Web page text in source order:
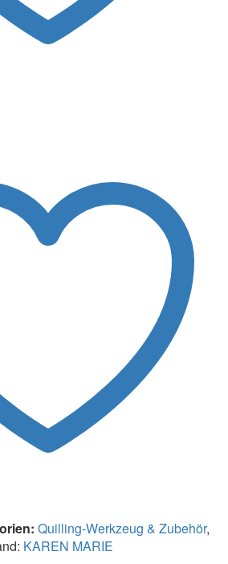
Quilling-Werkzeug & Zubehör,
KAREN MARIE